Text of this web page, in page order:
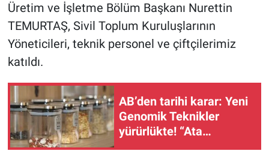
Üretim ve İşletme Bölüm Başkanı Nurettin
TEMURTAŞ, Sivil Toplum Kuruluşlarının
Yöneticileri, teknik personel ve çiftçilerimiz
katıldı.
AB’den tarihi karar: Yeni
Genomik Teknikler
yürürlükte! “Ata
tohumları küresel